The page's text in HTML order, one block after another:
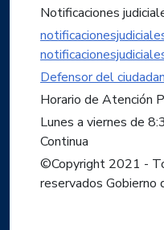
Notificaciones
Defensor del
Horario de Atención
Lunes a viernes de
Continua
©Copyright 2021 -
reservados Gobierno